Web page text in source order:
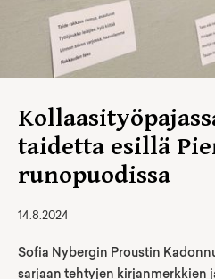
taidetta esillä
runopuodissa
14.8.2024
Sofia Nybergin Proustin
sarjaan tehtyjen kirjanmerkkien